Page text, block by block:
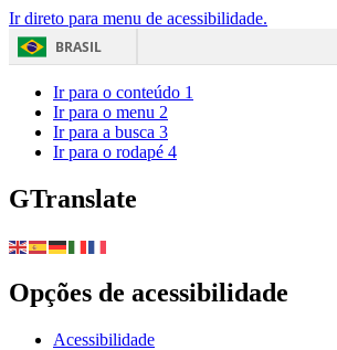
Ir direto para menu de acessibilidade.
BRASIL
Ir para o conteúdo 1
Ir para o menu 2
Ir para a busca 3
Ir para o rodapé 4
GTranslate
Opções de acessibilidade
Acessibilidade